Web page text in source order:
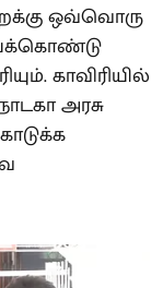
ஒவ்வொரு
காவிரியில்
அரசு